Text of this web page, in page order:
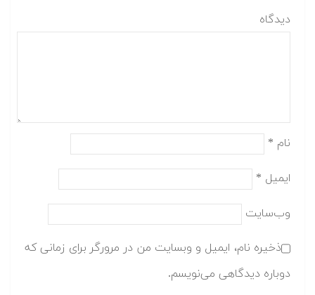
دیدگاه
نام *
ایمیل *
وب‌سایت
ذخیره نام، ایمیل و وبسایت من در مرورگر برای زمانی که
دوباره دیدگاهی می‌نویسم.